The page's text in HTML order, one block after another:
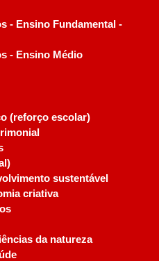
- Ensino Fundamental -
- Ensino Médio
(reforço escolar)
sustentável
criativa
da natureza